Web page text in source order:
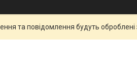
та повідомлення будуть